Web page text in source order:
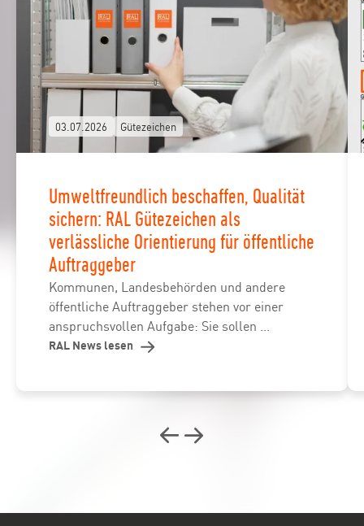
03.07.2026 Gütezeichen
Umweltfreundlich beschaffen, Qualität
sichern: RAL Gütezeichen als
verlässliche Orientierung für öffentliche
Auftraggeber
Kommunen, Landesbehörden und andere
öffentliche Auftraggeber stehen vor einer
anspruchsvollen Aufgabe: Sie sollen ...
RAL News lesen